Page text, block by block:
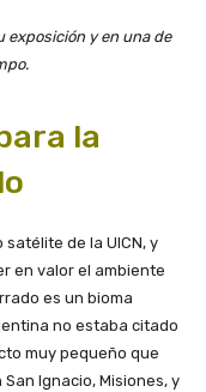
exposición y en una de
la
de la UICN, y
en valor el ambiente
es un bioma
no estaba citado
muy pequeño que
Ignacio, Misiones, y